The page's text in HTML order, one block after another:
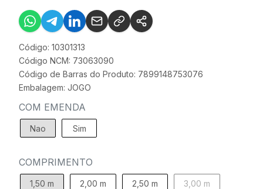
Código: 10301313
Código NCM: 73063090
Código de Barras do Produto: 7899148753076
Embalagem: JOGO
COM EMENDA
Nao Sim
COMPRIMENTO
1,50 m 2,00 m 2,50 m 3,00 m